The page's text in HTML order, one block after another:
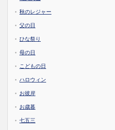
秋のレジャー
父の日
ひな祭り
母の日
こどもの日
ハロウィン
お彼岸
お歳暮
七五三